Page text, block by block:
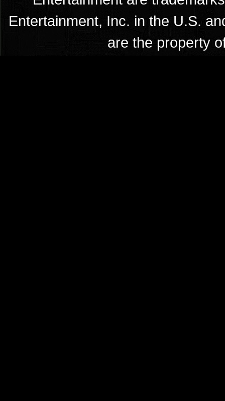
Entertainment, Inc. in the U.S.
are the property